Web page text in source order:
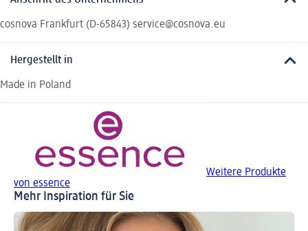
cosnova Frankfurt (D-65843) service@cosnova.eu
Hergestellt in
Made in Poland
Weitere Produkte
von essence
Mehr Inspiration für Sie